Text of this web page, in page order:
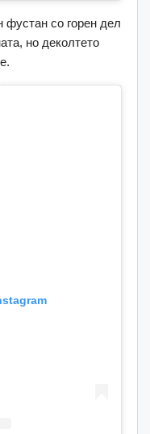
фустан со горен дел
но деколтето